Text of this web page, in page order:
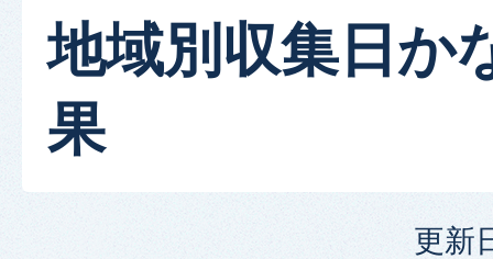
地域別収集日か
果
更新